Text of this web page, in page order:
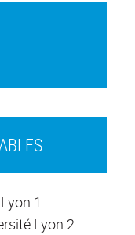
1
Lyon 2